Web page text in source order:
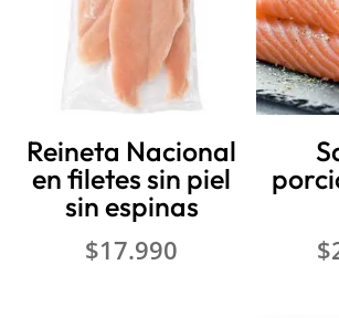
Reineta Nacional
en filetes sin piel
sin espinas
$17.990 $